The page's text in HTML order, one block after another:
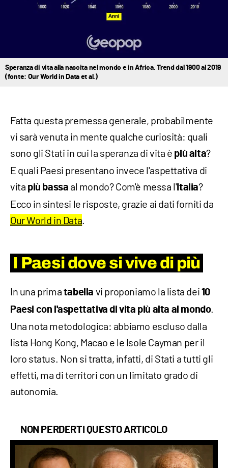
Speranza di vita alla nascita nel mondo e in Africa. Trend dal 1900 al 2019
(fonte: Our World in Data et al.)
Fatta questa premessa generale, probabilmente
vi sarà venuta in mente qualche curiosità: quali
sono gli Stati in cui la speranza di vita è più alta?
E quali Paesi presentano invece l'aspettativa di
vita più bassa al mondo? Com'è messa l' Italia?
Ecco in sintesi le risposte, grazie ai dati forniti da
Our World in Data.
I Paesi dove si vive di più
In una prima tabella vi proponiamo la lista dei 10
Paesi con l'aspettativa di vita più alta al mondo.
Una nota metodologica: abbiamo escluso dalla
lista Hong Kong, Macao e le Isole Cayman per il
loro status. Non si tratta, infatti, di Stati a tutti gli
effetti, ma di territori con un limitato grado di
autonomia.
NON PERDERTI QUESTO ARTICOLO